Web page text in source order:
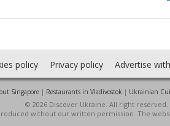
policy Privacy policy Advertise
Singapore | Restaurants in Vladivostok | Ukrainian
© 2026 Discover Ukraine. All right reserved.
without our written permission. The